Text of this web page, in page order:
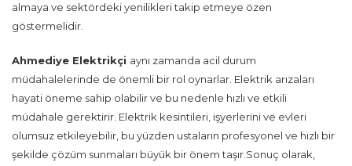
almaya ve sektördeki yenilikleri takip etmeye özen
göstermelidir.
Ahmediye Elektrikçi aynı zamanda acil durum
müdahalelerinde de önemli bir rol oynarlar. Elektrik arızaları
hayati öneme sahip olabilir ve bu nedenle hızlı ve etkili
müdahale gerektirir. Elektrik kesintileri, işyerlerini ve evleri
olumsuz etkileyebilir, bu yüzden ustaların profesyonel ve hızlı bir
şekilde çözüm sunmaları büyük bir önem taşır.Sonuç olarak,